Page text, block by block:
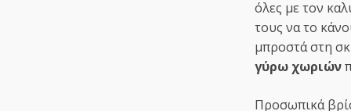
όλες με τον
τους να το
μπροστά στη
γύρω χωριών
Προσωπικά